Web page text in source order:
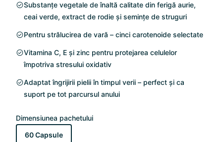
Substanțe vegetale de înaltă calitate din ferigă aurie,
ceai verde, extract de rodie și semințe de struguri
Pentru strălucirea de vară – cinci carotenoide selectate
Vitamina C, E și zinc pentru protejarea celulelor
împotriva stresului oxidativ
Adaptat îngrijirii pielii în timpul verii – perfect și ca
suport pe tot parcursul anului
Dimensiunea pachetului
60 Capsule